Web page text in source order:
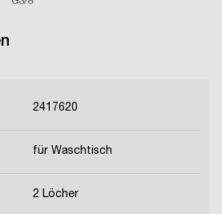
2417620
für Waschtisch
2 Löcher